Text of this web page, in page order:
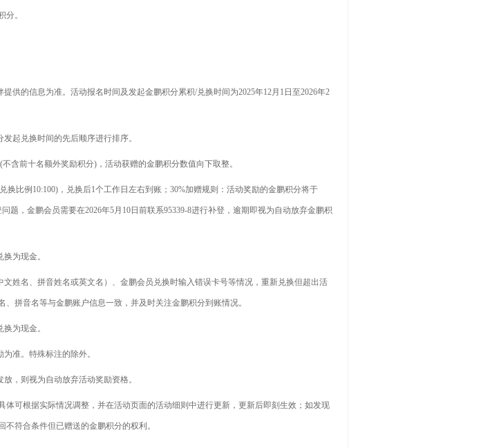
分。
供的信息为准。活动报名时间及发起金鹏积分累积/兑换时间为2025年12月1日至2026年2
起兑换时间的先后顺序进行排序。
含前十名额外奖励积分)，活动获赠的金鹏积分数值向下取整。
比例10:100)，兑换后1个工作日左右到账；30%加赠规则：活动奖励的金鹏积分将于
，金鹏会员需要在2026年5月10日前联系95339-8进行补登，逾期即视为自动放弃金鹏积
为现金。
姓名、拼音姓名或英文名）、金鹏会员兑换时输入错误卡号等情况，重新兑换但超出活
拼音名等与金鹏账户信息一致，并及时关注金鹏积分到账情况。
为现金。
准。特殊标注的除外。
，则视为自动放弃活动奖励资格。
可根据实际情况调整，并在活动页面的活动细则中进行更新，更新后即刻生效；如发现
符合条件但已赠送的金鹏积分的权利。